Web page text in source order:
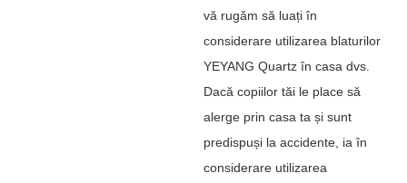
vă rugăm să luați în
considerare utilizarea blaturilor
YEYANG Quartz în casa dvs.
Dacă copiilor tăi le place să
alerge prin casa ta și sunt
predispuși la accidente, ia în
considerare utilizarea